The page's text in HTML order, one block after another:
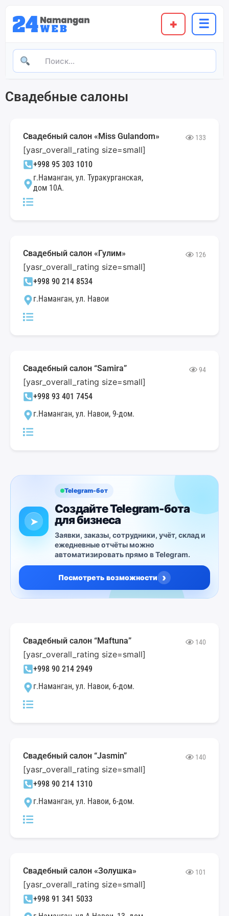
+ ☰
Свадебные салоны
Свадебный салон «Miss Gulandom» 133
[yasr_overall_rating size=small]
+998 95 303 1010
г.Наманган, ул. Туракурганская,
дом 10А.
Свадебный салон «Гулим» 126
[yasr_overall_rating size=small]
+998 90 214 8534
г.Наманган, ул. Навои
Свадебный салон “Samira” 94
[yasr_overall_rating size=small]
+998 93 401 7454
г.Наманган, ул. Навои, 9-дом.
➤
Telegram-бот
Создайте Telegram-бота
для бизнеса
Заявки, заказы, сотрудники, учёт, склад и
ежедневные отчёты можно
автоматизировать прямо в Telegram.
Посмотреть возможности ›
Свадебный салон “Maftuna” 140
[yasr_overall_rating size=small]
+998 90 214 2949
г.Наманган, ул. Навои, 6-дом.
Свадебный салон “Jasmin” 140
[yasr_overall_rating size=small]
+998 90 214 1310
г.Наманган, ул. Навои, 6-дом.
Свадебный салон «Золушка» 101
[yasr_overall_rating size=small]
+998 91 341 5033